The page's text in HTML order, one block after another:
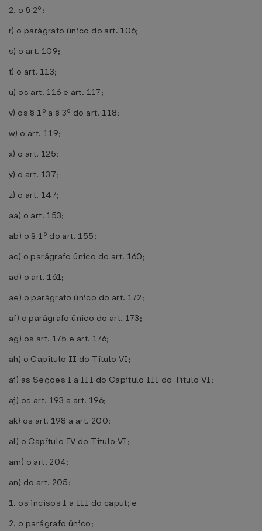
2. o § 2º;
r) o parágrafo único do art. 106;
s) o art. 109;
t) o art. 113;
u) os art. 116 e art. 117;
v) os § 1º a § 3º do art. 118;
w) o art. 119;
x) o art. 125;
y) o art. 137;
z) o art. 147;
aa) o art. 153;
ab) o § 1º do art. 155;
ac) o parágrafo único do art. 160;
ad) o art. 161;
ae) o parágrafo único do art. 172;
af) o parágrafo único do art. 173;
ag) os art. 175 e art. 176;
ah) o Capítulo II do Título VI;
ai) as Seções I a III do Capítulo III do Título VI;
aj) os art. 193 a art. 196;
ak) os art. 198 a art. 200;
al) o Capítulo IV do Título VI;
am) o art. 204;
an) do art. 205:
1. os incisos I a III do caput; e
2. o parágrafo único;